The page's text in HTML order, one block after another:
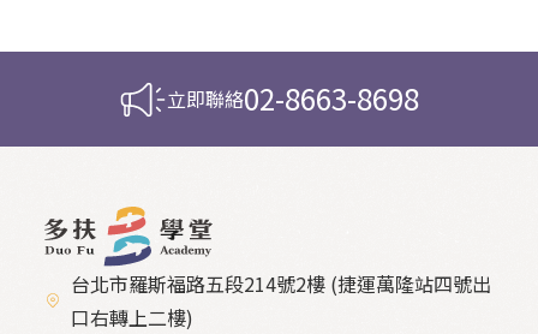
立即聯絡02-8663-8698
台北市羅斯福路五段214號2樓 (捷運萬隆站四號出
口右轉上二樓)